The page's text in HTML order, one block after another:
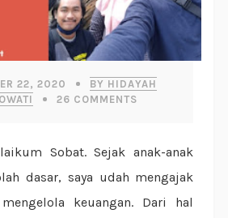
22, 2020
BY HIDAYAH
26 COMMENTS
dasar, saya udah mengajak
keuangan. Dari hal